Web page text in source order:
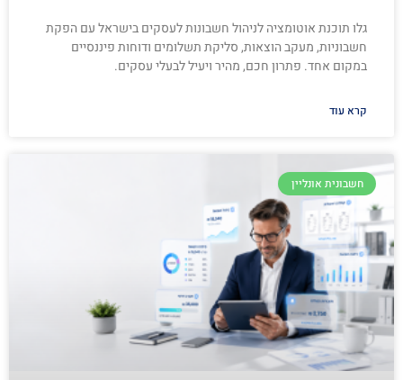
גלו תוכנת אוטומציה לניהול חשבונות לעסקים בישראל עם הפקת
חשבוניות, מעקב הוצאות, סליקת תשלומים ודוחות פיננסיים
במקום אחד. פתרון חכם, מהיר ויעיל לבעלי עסקים.
קרא עוד
חשבונית אונליין